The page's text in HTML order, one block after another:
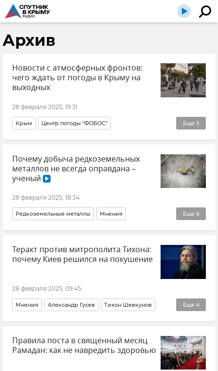
Архив
Новости с атмосферных фронтов:
чего ждать от погоды в Крыму на
выходных
28 февраля 2025, 19:31
Еще 3
Крым Центр погоды "ФОБОС"
Евгений Тишковец Погода в Крыму
Крымская погода
Почему добыча редкоземельных
металлов не всегда оправдана –
ученый
28 февраля 2025, 18:34
Еще 6
Редкоземельные металлы Мнения
Алексей ГУСЕВ
КФУ (Крымский федеральный университет)
Теракт против митрополита Тихона:
почему Киев решился на покушение
28 февраля 2025, 09:45
Еще 4
Мнения Александр Гусев Тихон Шевкунов
Покушение Новости Украина Теракт
Правила поста в священный месяц
Рамадан: как не навредить здоровью